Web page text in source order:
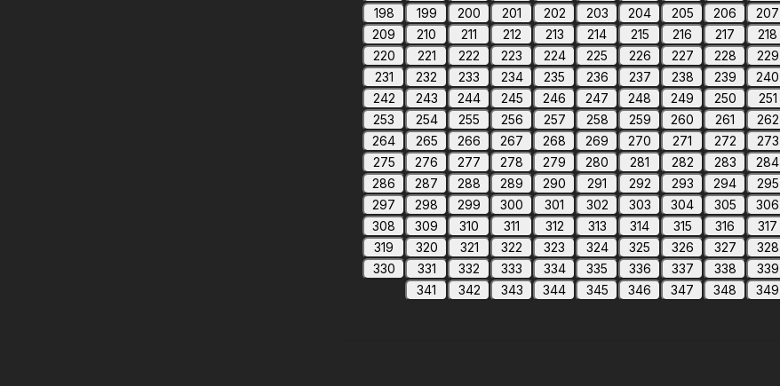
198
199 200 201 202 203 204 205 206 207
209
210 211 212 213 214 215 216 217 218
220
221 222 223 224 225 226 227 228 229
231
232 233 234 235 236 237 238 239 240
242
243 244 245 246 247 248 249 250 251
253
254 255 256 257 258 259 260 261 262
264
265 266 267 268 269 270 271 272 273
275
276 277 278 279 280 281 282 283 284
286
287 288 289 290 291 292 293 294 295
297
298 299 300 301 302 303 304 305 306
308
309 310 311 312 313 314 315 316 317
319
320 321 322 323 324 325 326 327 328
330
331 332 333 334 335 336 337 338 339
341
342 343 344 345 346 347 348 349